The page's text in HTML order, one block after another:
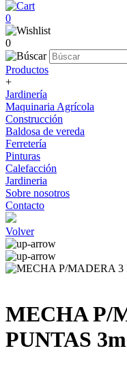
0
0
Productos
+
Jardinería
Maquinaria Agrícola
Construcción
Baldosa de vereda
Ferretería
Pinturas
Calefacción
Jardineria
Sobre nosotros
Contacto
Volver
MECHA P/
PUNTAS